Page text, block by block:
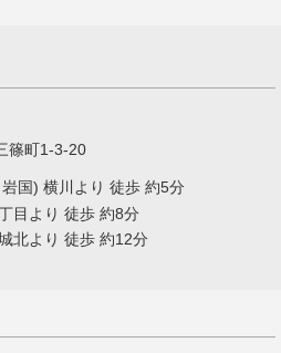
篠町1-3-20
国) 横川より 徒歩 約5分
目より 徒歩 約8分
北より 徒歩 約12分